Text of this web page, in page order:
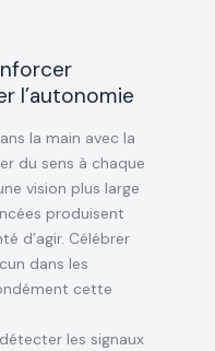
l’autonomie
la main avec la
du sens à chaque
vision plus large
produisent
d’agir. Célébrer
dans les
cette
les signaux